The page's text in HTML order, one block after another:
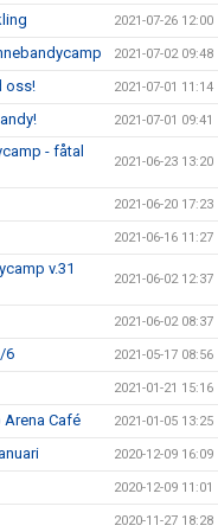
2021-07-26 12:00
2021-07-02 09:48
oss! 2021-07-01 11:14
2021-07-01 09:41
- fåtal
2021-06-23 13:20
2021-06-20 17:23
2021-06-16 11:27
v.31
2021-06-02 12:37
2021-06-02 08:37
6 2021-05-17 08:56
2021-01-21 15:16
Café 2021-01-05 13:25
2020-12-09 16:09
2020-12-09 11:01
2020-11-27 18:28